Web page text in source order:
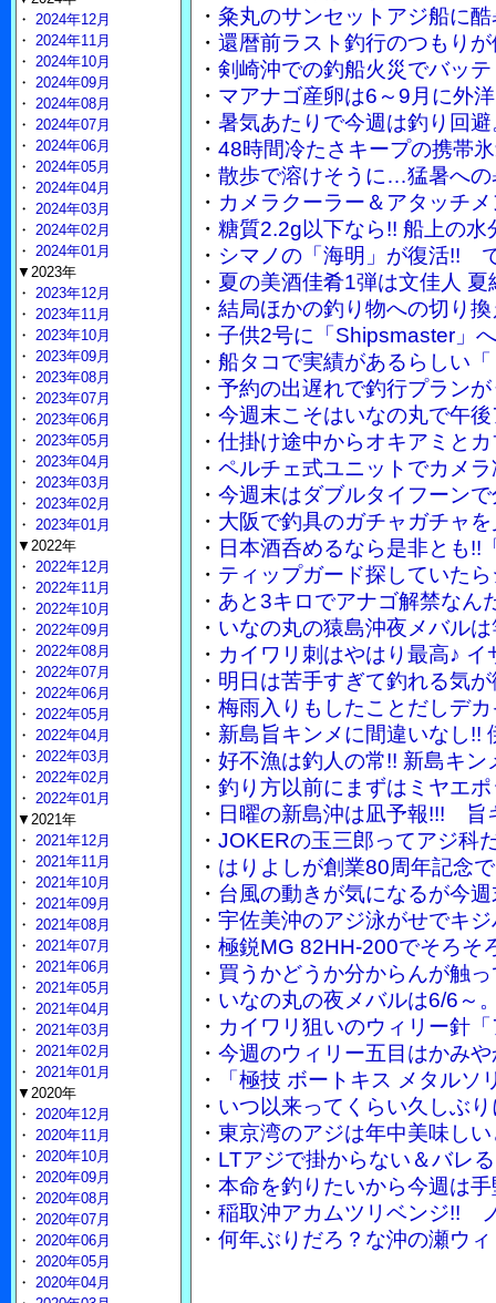
・ 粂丸のサンセットアジ船に
・ 還暦前ラスト釣行のつもり
・ 剣崎沖での釣船火災でバッ
・ マアナゴ産卵は6～9月に外
・ 暑気あたりで今週は釣り回
・ 48時間冷たさキープの携帯
・ 散歩で溶けそうに…猛暑へ
・ カメラクーラー＆アタッチ
・ 糖質2.2g以下なら!! 船上の
・ シマノの「海明」が復活!!
・ 夏の美酒佳肴1弾は文佳人
・ 結局ほかの釣り物への切り
・ 子供2号に「Shipsmaster」
・ 船タコで実績があるらしい
・ 予約の出遅れで釣行プラン
・ 今週末こそはいなの丸で午
・ 仕掛け途中からオキアミと
・ ペルチェ式ユニットでカメ
・ 今週末はダブルタイフーン
・ 大阪で釣具のガチャガチャ
・ 日本酒呑めるなら是非とも!!
・ ティップガード探していた
・ あと3キロでアナゴ解禁なん
・ いなの丸の猿島沖夜メバル
・ カイワリ刺はやはり最高♪
・ 明日は苦手すぎて釣れる気
・ 梅雨入りもしたことだしデ
・ 新島旨キンメに間違いなし!!
・ 好不漁は釣人の常!! 新島キ
・ 釣り方以前にまずはミヤエ
・ 日曜の新島沖は凪予報!!! 旨
・ JOKERの玉三郎ってアジ科
・ はりよしが創業80周年記念
・ 台風の動きが気になるが今
・ 宇佐美沖のアジ泳がせでキ
・ 極鋭MG 82HH-200でそろそ
・ 買うかどうか分からんが触
・ いなの丸の夜メバルは6/6～
・ カイワリ狙いのウィリー針
・ 今週のウィリー五目はかみ
・
「極技 ボートキス メタル
・ いつ以来ってくらい久しぶ
・ 東京湾のアジは年中美味し
・ LTアジで掛からない＆バレ
・ 本命を釣りたいから今週は
・ 稲取沖アカムツリベンジ!!
・ 何年ぶりだろ？な沖の瀬ウ
・ 2024年12月
・ 2024年11月
・ 2024年10月
・ 2024年09月
・ 2024年08月
・ 2024年07月
・ 2024年06月
・ 2024年05月
・ 2024年04月
・ 2024年03月
・ 2024年02月
・ 2024年01月
▼2023年
・ 2023年12月
・ 2023年11月
・ 2023年10月
・ 2023年09月
・ 2023年08月
・ 2023年07月
・ 2023年06月
・ 2023年05月
・ 2023年04月
・ 2023年03月
・ 2023年02月
・ 2023年01月
▼2022年
・ 2022年12月
・ 2022年11月
・ 2022年10月
・ 2022年09月
・ 2022年08月
・ 2022年07月
・ 2022年06月
・ 2022年05月
・ 2022年04月
・ 2022年03月
・ 2022年02月
・ 2022年01月
▼2021年
・ 2021年12月
・ 2021年11月
・ 2021年10月
・ 2021年09月
・ 2021年08月
・ 2021年07月
・ 2021年06月
・ 2021年05月
・ 2021年04月
・ 2021年03月
・ 2021年02月
・ 2021年01月
▼2020年
・ 2020年12月
・ 2020年11月
・ 2020年10月
・ 2020年09月
・ 2020年08月
・ 2020年07月
・ 2020年06月
・ 2020年05月
・ 2020年04月